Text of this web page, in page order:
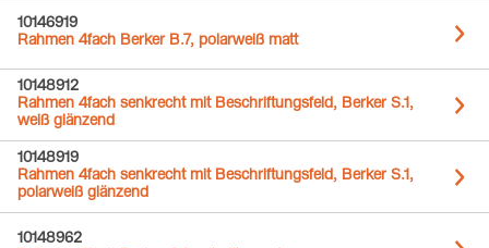
10146919
Rahmen 4fach Berker B.7, polarweiß matt
10148912
Rahmen 4fach senkrecht mit Beschriftungsfeld, Berker S.1,
weiß glänzend
10148919
Rahmen 4fach senkrecht mit Beschriftungsfeld, Berker S.1,
polarweiß glänzend
10148962